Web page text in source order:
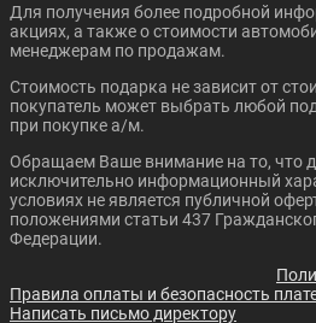
Для получения более подробной
акциях, а также о стоимости
менеджерам по продажам.
Стоимость подарка не зависит от
покупатель может выбрать любой
при покупке а/м.
Обращаем Ваше внимание на то, что
исключительно информационный
условиях не является публичной
положениями статьи 437
Федерации.
Правила оплаты и безопасность
Написать письмо директору